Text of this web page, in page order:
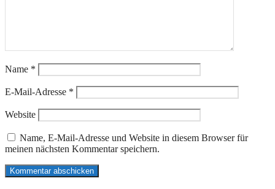
Name *
E-Mail-Adresse *
Website
Name, E-Mail-Adresse und Website in diesem Browser für
meinen nächsten Kommentar speichern.